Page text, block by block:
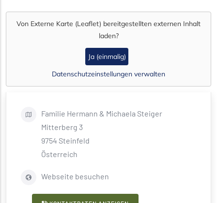
Von Externe Karte (Leaflet) bereitgestellten externen Inhalt
laden?
Ja (einmalig)
Datenschutzeinstellungen verwalten
Familie Hermann & Michaela Steiger
Mitterberg 3
9754 Steinfeld
Österreich
Webseite besuchen